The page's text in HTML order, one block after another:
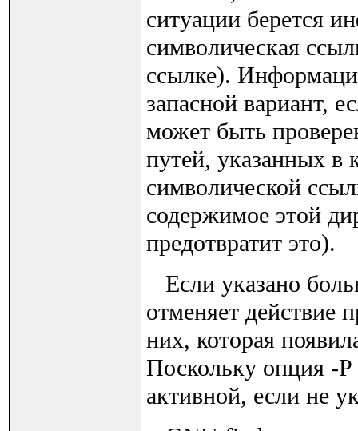
ситуации берется
символическая
ссылке).
запасной вариант,
может быть
путей, указанных в
символической
содержимое этой
предотвратит это).
Если указано
отменяет действие
них, которая
Поскольку опция -P
активной, если не